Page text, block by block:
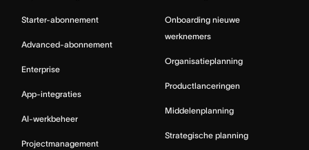
Starter-abonnement
Advanced-abonnement
Enterprise
App-integraties
AI-werkbeheer
Projectmanagement
Onboarding nieuwe
werknemers
Organisatieplanning
Productlanceringen
Middelenplanning
Strategische planning